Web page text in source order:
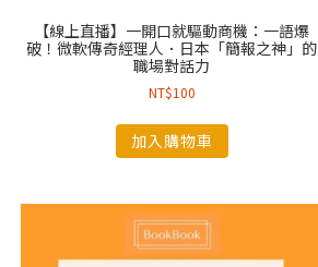
【線上直播】一開口就驅動商機：一語爆
破！微軟傳奇經理人．日本「簡報之神」的
職場對話力
NT$100
加入購物車